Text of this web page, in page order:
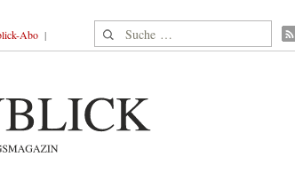
Abo Suche nach: